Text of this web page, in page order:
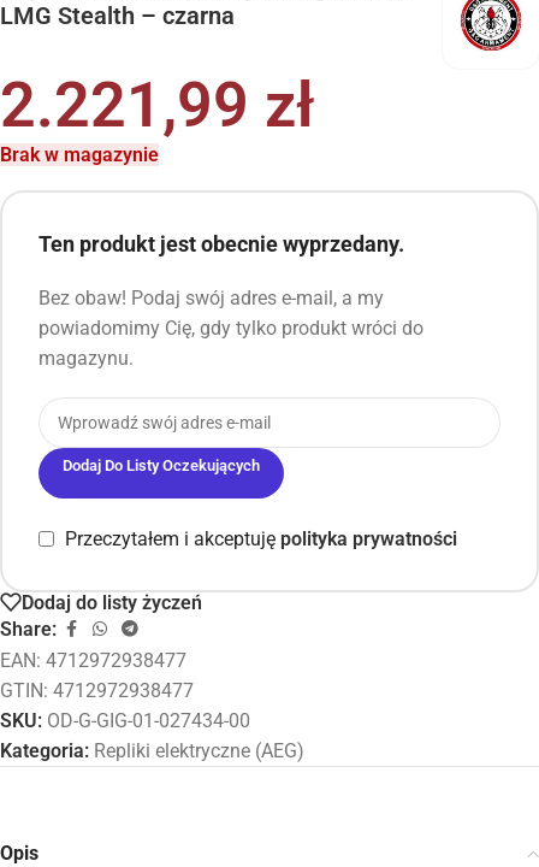
LMG Stealth – czarna
2.221,99 zł
Brak w magazynie
Ten produkt jest obecnie wyprzedany.
Bez obaw! Podaj swój adres e-mail, a my
powiadomimy Cię, gdy tylko produkt wróci do
magazynu.
Dodaj Do Listy Oczekujących
Przeczytałem i akceptuję polityka prywatności
Dodaj do listy życzeń
Share:
EAN: 4712972938477
GTIN: 4712972938477
SKU: OD-G-GIG-01-027434-00
Kategoria: Repliki elektryczne (AEG)
Opis